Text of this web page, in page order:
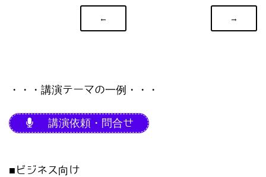
← →
・・・講演テーマの一例・・・
講演依頼・問合せ
■ビジネス向け